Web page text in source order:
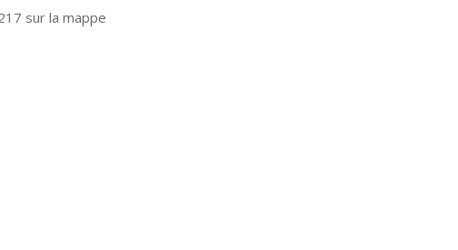
sur la mappe